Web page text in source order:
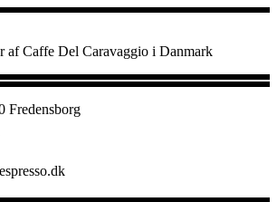
af Caffe Del Caravaggio i Danmark
Fredensborg